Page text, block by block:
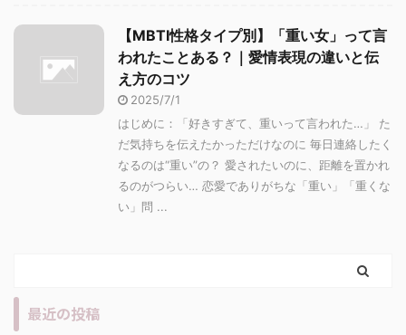
【MBTI性格タイプ別】「重い女」って言
われたことある？｜愛情表現の違いと伝
え方のコツ
2025/7/1
はじめに：「好きすぎて、重いって言われた…」 た
だ気持ちを伝えたかっただけなのに 毎日連絡したく
なるのは“重い”の？ 愛されたいのに、距離を置かれ
るのがつらい… 恋愛でありがちな「重い」「重くな
い」問 ...
最近の投稿